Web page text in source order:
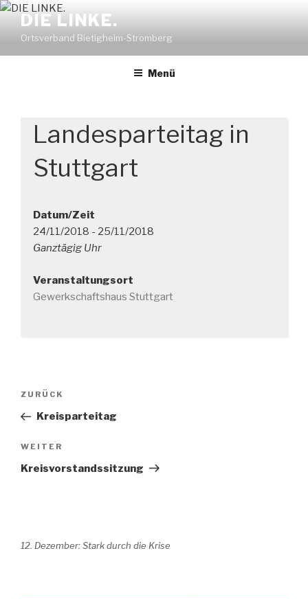
Zum
Inhalt
springen
DIE LINKE.
Ortsverband Bietigheim-Stromberg
Menü
Landesparteitag in
Stuttgart
Datum/Zeit
24/11/2018 - 25/11/2018
Ganztägig Uhr
Veranstaltungsort
Gewerkschaftshaus Stuttgart
Beitragsnavigation
Vorheriger
Beitrag
ZURÜCK
Kreisparteitag
Nächster
Beitrag
WEITER
Kreisvorstandssitzung
12. Dezember: Stark durch die Krise